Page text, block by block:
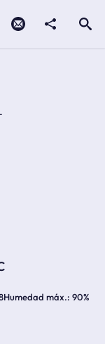
Humedad máx. 90%